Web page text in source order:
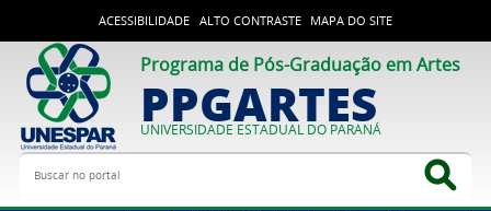
ACESSIBILIDADE ALTO CONTRASTE MAPA DO SITE
Programa de Pós-Graduação em Artes
PPGARTES
UNIVERSIDADE ESTADUAL DO PARANÁ
Buscar no portal